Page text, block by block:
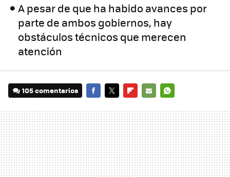
A pesar de que ha habido avances por
parte de ambos gobiernos, hay
obstáculos técnicos que merecen
atención
105 comentarios
MAIL